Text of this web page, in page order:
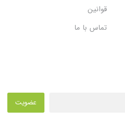
قوانین
تماس با ما
عضویت